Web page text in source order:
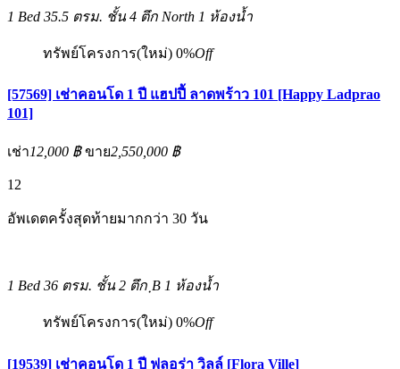
1 Bed 35.5 ตรม. ชั้น 4 ตึก North 1 ห้องน้ำ
ทรัพย์โครงการ(ใหม่) 0%Off
[57569] เช่าคอนโด 1 ปี แฮปปี้ ลาดพร้าว 101 [Happy Ladprao
101]
เช่า12,000 ฿ ขาย2,550,000 ฿
12
อัพเดตครั้งสุดท้ายมากกว่า 30 วัน
1 Bed 36 ตรม. ชั้น 2 ตึก ฺB 1 ห้องน้ำ
ทรัพย์โครงการ(ใหม่) 0%Off
[19539] เช่าคอนโด 1 ปี ฟลอร่า วิลล์ [Flora Ville]